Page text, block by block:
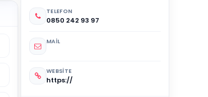
TELEFON
0850 242 93 97
MAIL
WEBSITE
https://